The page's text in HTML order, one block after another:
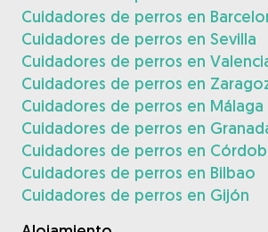
Cuidadores de perros en
Cuidadores de perros en Sevilla
Cuidadores de perros en
Cuidadores de perros en
Cuidadores de perros en Málaga
Cuidadores de perros en
Cuidadores de perros en
Cuidadores de perros en Bilbao
Cuidadores de perros en Gijón